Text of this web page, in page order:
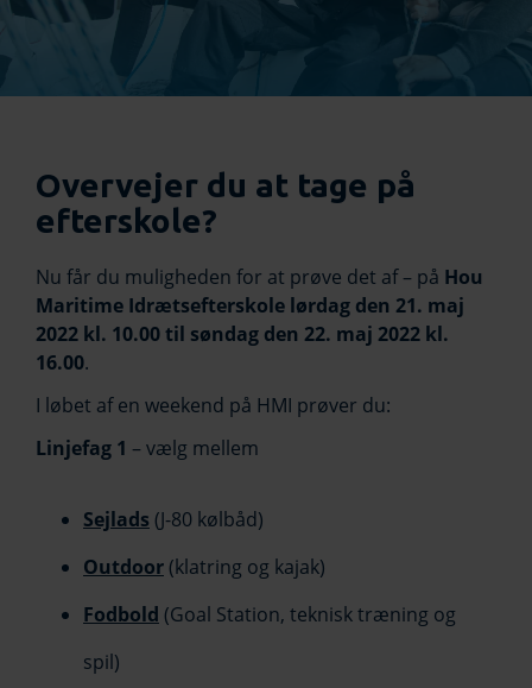
Overvejer du at tage på
efterskole?
Nu får du muligheden for at prøve det af – på Hou
Maritime Idrætsefterskole lørdag den 21. maj
2022 kl. 10.00 til søndag den 22. maj 2022 kl.
16.00.
I løbet af en weekend på HMI prøver du:
Linjefag 1 – vælg mellem
Sejlads (J-80 kølbåd)
Outdoor (klatring og kajak)
Fodbold (Goal Station, teknisk træning og
spil)